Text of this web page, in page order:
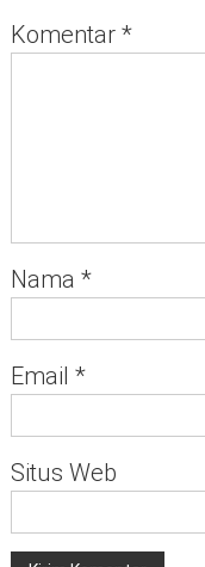
Komentar *
Nama *
Email *
Situs Web